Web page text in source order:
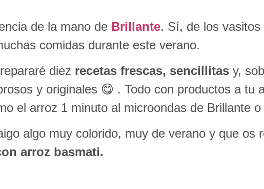
de la mano de Brillante. Sí, de los
comidas durante este verano.
diez recetas frescas, sencillitas y,
y originales 😋 . Todo con productos a tu
el arroz 1 minuto al microondas de Brillante
algo muy colorido, muy de verano y que os
arroz basmati.